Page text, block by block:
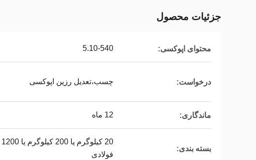
جزئیات محصول
محتوای اپوکسی: 5.10-540
درخواست: چسب،تعدیل رزین اپوکسی
ماندگاری: 12 ماه
بسته بندی:
فولادی